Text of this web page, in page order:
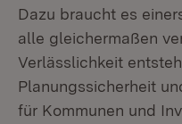
Dazu braucht es
alle gleichermaßen
Verlässlichkeit
Planungssicherheit
für Kommunen und